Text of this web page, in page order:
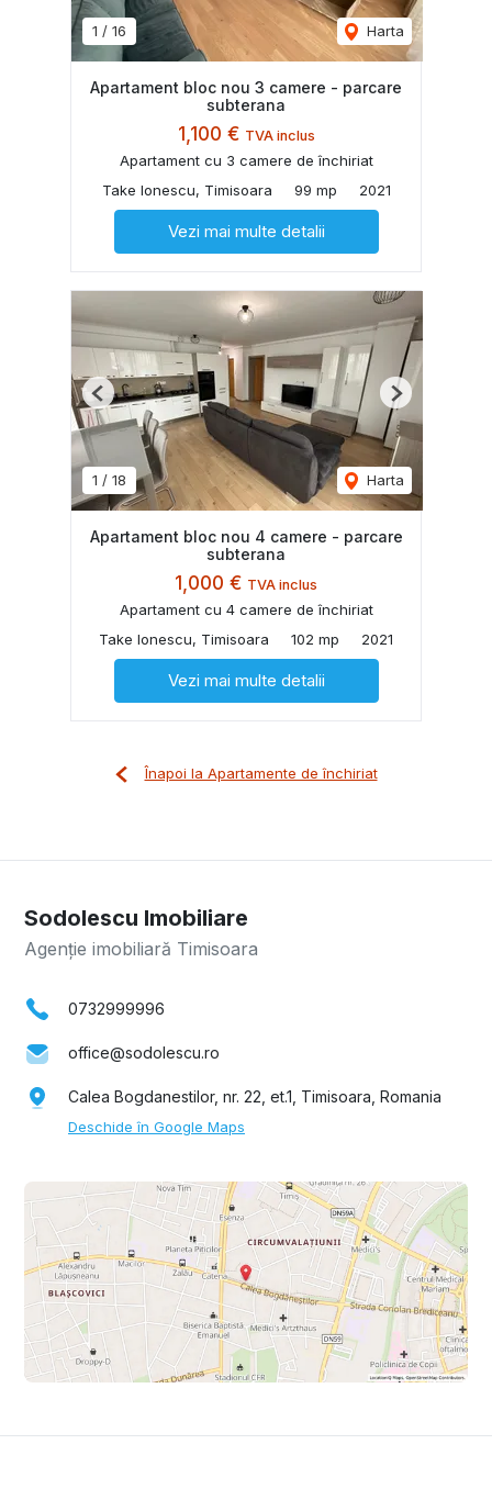
1 / 16 Harta
Apartament bloc nou 3 camere - parcare
subterana
1,100 € TVA inclus
Apartament cu 3 camere de închiriat
Take Ionescu, Timisoara
99 mp 2021
Vezi mai multe detalii
1 / 18 Harta
Previous Next
Apartament bloc nou 4 camere - parcare
subterana
1,000 € TVA inclus
Apartament cu 4 camere de închiriat
Take Ionescu, Timisoara
102 mp 2021
Vezi mai multe detalii
Înapoi la Apartamente de închiriat
Sodolescu Imobiliare
Agenție imobiliară Timisoara
0732999996
office@sodolescu.ro
Calea Bogdanestilor, nr. 22, et.1, Timisoara, Romania
Deschide în Google Maps